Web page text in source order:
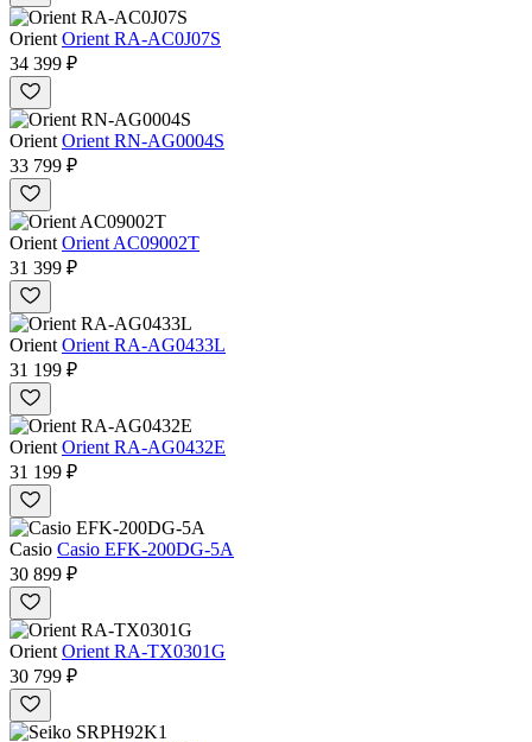
Orient Orient RA-AC0J07S
34 399 ₽
Orient Orient RN-AG0004S
33 799 ₽
Orient Orient AC09002T
31 399 ₽
Orient Orient RA-AG0433L
31 199 ₽
Orient Orient RA-AG0432E
31 199 ₽
Casio Casio EFK-200DG-5A
30 899 ₽
Orient Orient RA-TX0301G
30 799 ₽